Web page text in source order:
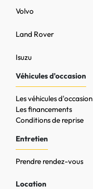
Volvo
Land Rover
Isuzu
Véhicules d'occasion
Les véhicules d'occasion
Les financements
Conditions de reprise
Entretien
Prendre rendez-vous
Location